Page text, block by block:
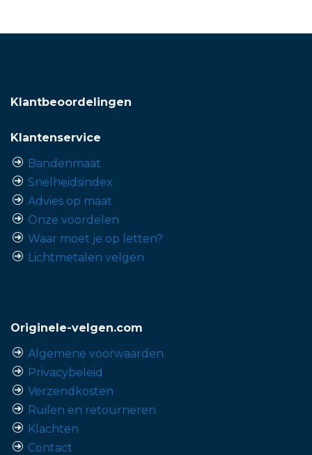
Klantbeoordelingen
Klantenservice
Bandenmaat
Snelheidsindex
Advies op maat
Onze voordelen
Waar moet je op letten?
Lichtmetalen velgen
Originele-velgen.com
Algemene voorwaarden
Privacybeleid
Verzendkosten
Ruilen en retourneren
Klachten
Contact